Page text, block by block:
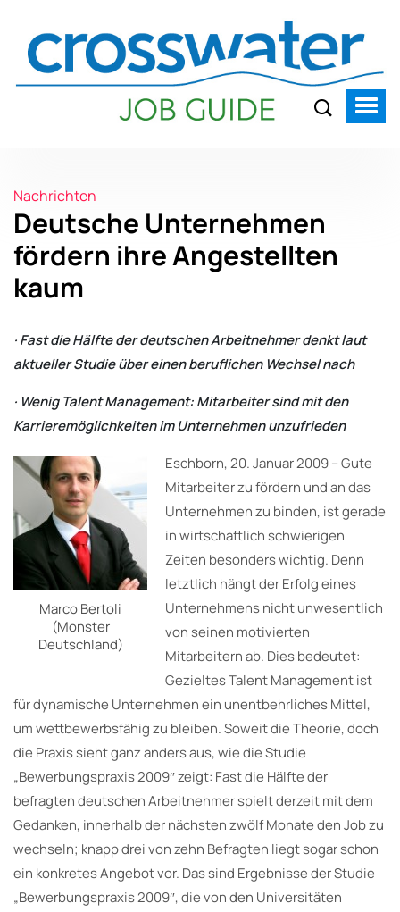
Nachrichten
Deutsche Unternehmen
fördern ihre Angestellten
kaum
· Fast die Hälfte der deutschen Arbeitnehmer denkt laut
aktueller Studie über einen beruflichen Wechsel nach
· Wenig Talent Management: Mitarbeiter sind mit den
Karrieremöglichkeiten im Unternehmen unzufrieden
Marco Bertoli
(Monster
Deutschland)
Eschborn, 20. Januar 2009 – Gute
Mitarbeiter zu fördern und an das
Unternehmen zu binden, ist gerade
in wirtschaftlich schwierigen
Zeiten besonders wichtig. Denn
letztlich hängt der Erfolg eines
Unternehmens nicht unwesentlich
von seinen motivierten
Mitarbeitern ab. Dies bedeutet:
Gezieltes Talent Management ist
für dynamische Unternehmen ein unentbehrliches Mittel,
um wettbewerbsfähig zu bleiben. Soweit die Theorie, doch
die Praxis sieht ganz anders aus, wie die Studie
„Bewerbungspraxis 2009″ zeigt: Fast die Hälfte der
befragten deutschen Arbeitnehmer spielt derzeit mit dem
Gedanken, innerhalb der nächsten zwölf Monate den Job zu
wechseln; knapp drei von zehn Befragten liegt sogar schon
ein konkretes Angebot vor. Das sind Ergebnisse der Studie
„Bewerbungspraxis 2009″, die von den Universitäten